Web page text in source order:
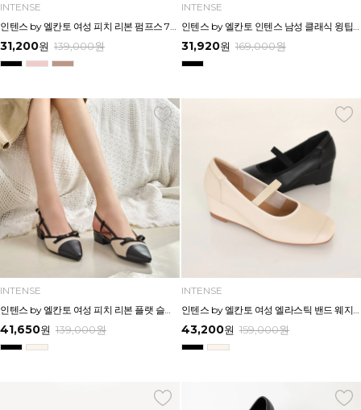
INTENSE
인텐스 by 엘칸토 여성 피치 리본 펌프스 7cm LCWD95I613
31,200원 139,000원
INTENSE
인텐스 by 엘칸토 인텐스 남성 클래식 윙팁 볼륨 드레스 3cm LCMD30I613
31,920원 169,000원
INTENSE
인텐스 by 엘칸토 여성 피치 리본 플랫 슬링백 2cm LCWO26I613
41,650원 139,000원
INTENSE
인텐스 by 엘칸토 여성 엘라스틱 밴드 웨지 힐 5cm LCWD99I613
43,200원 159,000원